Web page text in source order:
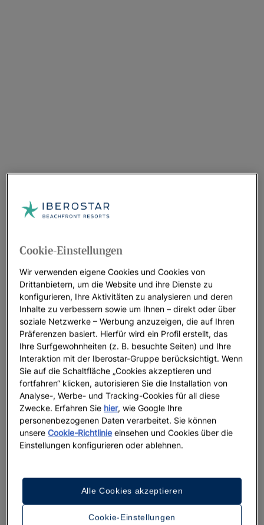
Cookie-Einstellungen
Wir verwenden eigene Cookies und Cookies von
Drittanbietern, um die Website und ihre Dienste zu
konfigurieren, Ihre Aktivitäten zu analysieren und deren
Inhalte zu verbessern sowie um Ihnen – direkt oder über
soziale Netzwerke – Werbung anzuzeigen, die auf Ihren
Präferenzen basiert. Hierfür wird ein Profil erstellt, das
Ihre Surfgewohnheiten (z. B. besuchte Seiten) und Ihre
Interaktion mit der Iberostar-Gruppe berücksichtigt. Wenn
Sie auf die Schaltfläche „Cookies akzeptieren und
fortfahren“ klicken, autorisieren Sie die Installation von
Analyse-, Werbe- und Tracking-Cookies für all diese
Zwecke. Erfahren Sie hier, wie Google Ihre
personenbezogenen Daten verarbeitet. Sie können
unsereCookie-Richtlinie einsehen und Cookies über die
Einstellungen konfigurieren oder ablehnen.
Cookie-Einstellungen
Alle Cookies akzeptieren